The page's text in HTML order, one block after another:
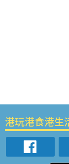
港玩港食港生